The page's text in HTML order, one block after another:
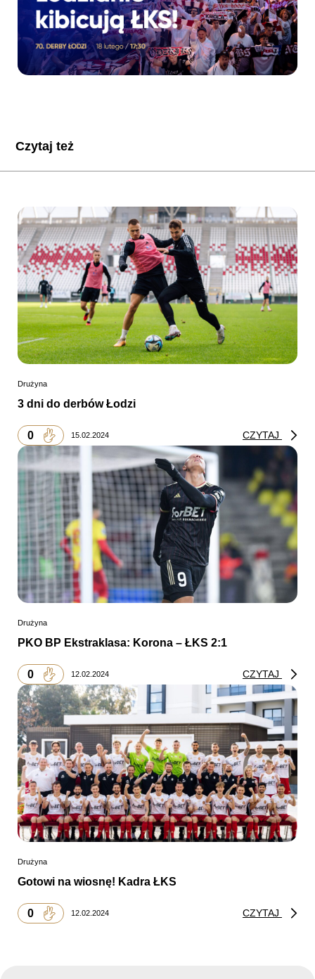
Czytaj też
Drużyna
3 dni do derbów Łodzi
0 15.02.2024 CZYTAJ
Drużyna
PKO BP Ekstraklasa: Korona – ŁKS 2:1
0 12.02.2024 CZYTAJ
Drużyna
Gotowi na wiosnę! Kadra ŁKS
0 12.02.2024 CZYTAJ